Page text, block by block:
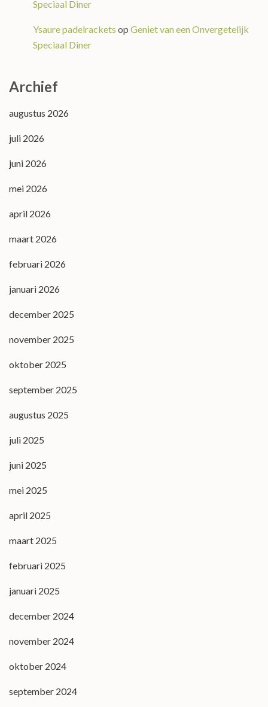
Speciaal Diner
Ysaure padelrackets op Geniet van een Onvergetelijk
Speciaal Diner
Archief
augustus 2026
juli 2026
juni 2026
mei 2026
april 2026
maart 2026
februari 2026
januari 2026
december 2025
november 2025
oktober 2025
september 2025
augustus 2025
juli 2025
juni 2025
mei 2025
april 2025
maart 2025
februari 2025
januari 2025
december 2024
november 2024
oktober 2024
september 2024